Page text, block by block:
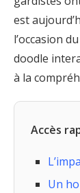
est
l’occasion
doodle
à la
Accès
Un